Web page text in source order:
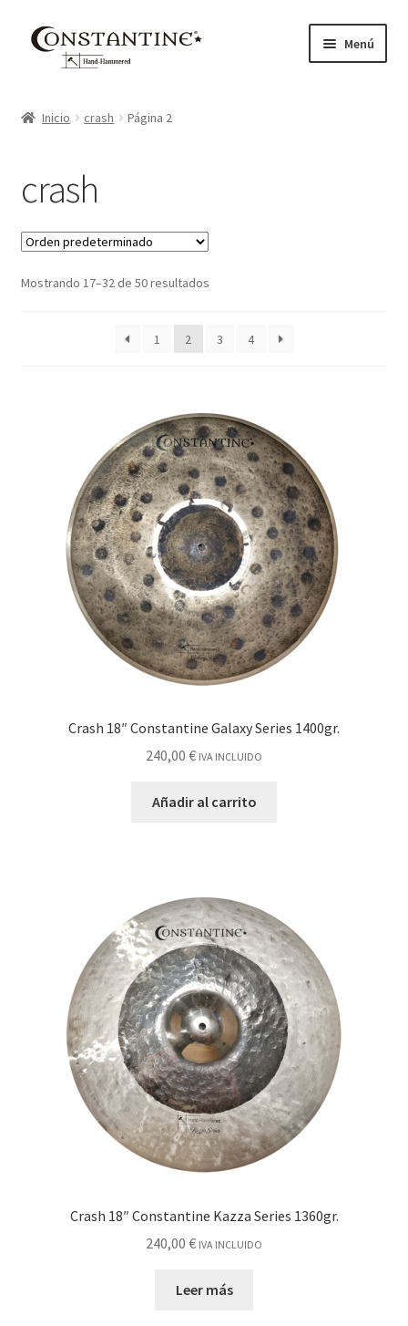
Menú
Cart
Checkout
My account
Inicio crash Página 2
crash
Mostrando 17–32 de 50 resultados
1 2 3 4
Crash 18″ Constantine Galaxy Series 1400gr.
240,00 € IVA INCLUIDO
Añadir al carrito
Crash 18″ Constantine Kazza Series 1360gr.
240,00 € IVA INCLUIDO
Leer más